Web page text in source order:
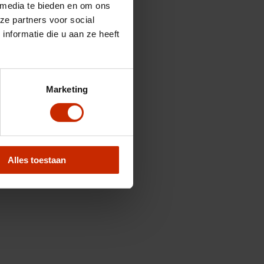
te bieden en om ons
partners voor social
die u aan ze heeft
Marketing
Alles toestaan